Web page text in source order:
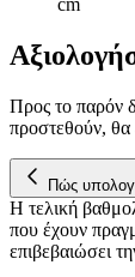
Προς το παρόν
προστεθούν,
Πώς
Η τελική
που έχουν
επιβεβαιώσει